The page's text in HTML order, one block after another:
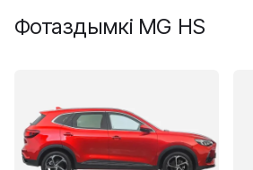
ФотаздымкіMG HS